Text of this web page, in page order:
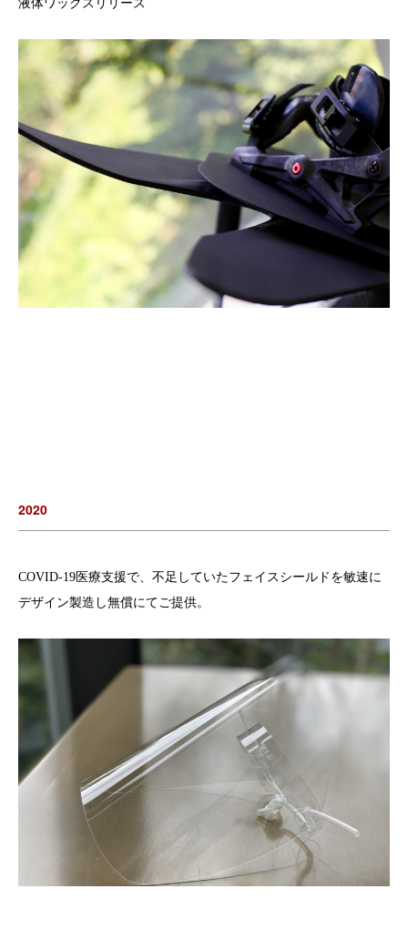
液体ワックスリリース
2020
COVID-19医療支援で、不足していたフェイスシールドを敏速に
デザイン製造し無償にてご提供。